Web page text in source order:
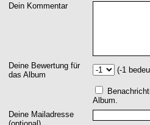
Dein Kommentar
Deine Bewertung für
das Album
(-1
Album.
Deine Mailadresse